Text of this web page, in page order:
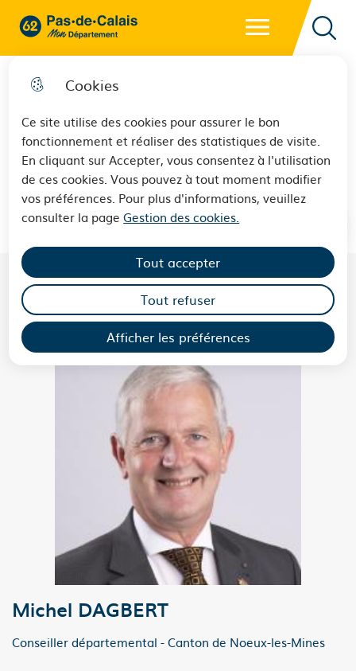
Cookies
Ce site utilise des cookies pour assurer le bon
fonctionnement et réaliser des statistiques de visite.
En cliquant sur Accepter, vous consentez à l'utilisation
de ces cookies. Vous pouvez à tout moment modifier
vos préférences. Pour plus d'informations, veuillez
consulter la pageGestion des cookies.
Afficher les préférences
Tout accepter
Tout refuser
62 - Pas-de-Calais Mon Département - Retour à l'accueil
Nœux-les-Mines
LES CONSEILLERS DÉPARTEMENTAUX DU
CANTON DENŒUX-LES-MINES
Michel DAGBERT
Conseiller départemental - Canton de Noeux-les-Mines